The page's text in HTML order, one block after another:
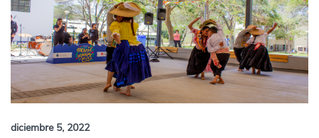
diciembre 5, 2022